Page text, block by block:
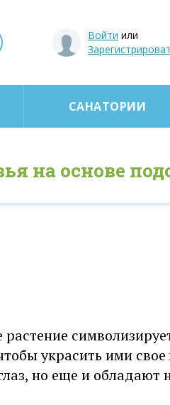
Войти или
САНАТОРИИ
на основе
украсить ими
но еще и